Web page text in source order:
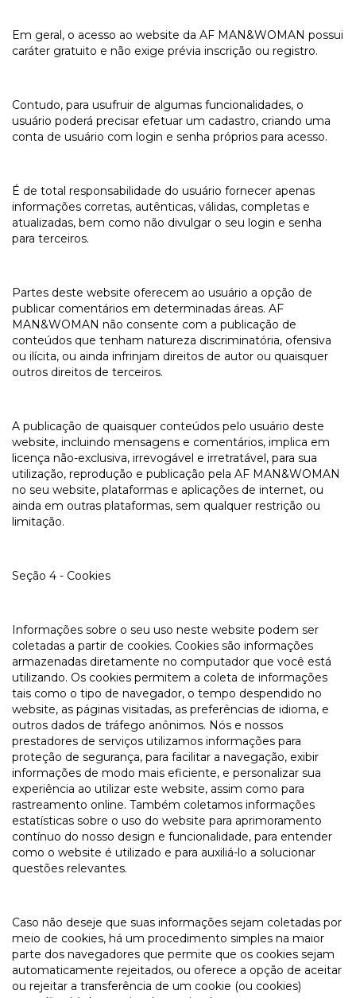
Em geral, o acesso ao website da AF MAN&WOMAN possui
caráter gratuito e não exige prévia inscrição ou registro.
Contudo, para usufruir de algumas funcionalidades, o
usuário poderá precisar efetuar um cadastro, criando uma
conta de usuário com login e senha próprios para acesso.
É de total responsabilidade do usuário fornecer apenas
informações corretas, autênticas, válidas, completas e
atualizadas, bem como não divulgar o seu login e senha
para terceiros.
Partes deste website oferecem ao usuário a opção de
publicar comentários em determinadas áreas. AF
MAN&WOMAN não consente com a publicação de
conteúdos que tenham natureza discriminatória, ofensiva
ou ilícita, ou ainda infrinjam direitos de autor ou quaisquer
outros direitos de terceiros.
A publicação de quaisquer conteúdos pelo usuário deste
website, incluindo mensagens e comentários, implica em
licença não-exclusiva, irrevogável e irretratável, para sua
utilização, reprodução e publicação pela AF MAN&WOMAN
no seu website, plataformas e aplicações de internet, ou
ainda em outras plataformas, sem qualquer restrição ou
limitação.
Seção 4 - Cookies
Informações sobre o seu uso neste website podem ser
coletadas a partir de cookies. Cookies são informações
armazenadas diretamente no computador que você está
utilizando. Os cookies permitem a coleta de informações
tais como o tipo de navegador, o tempo despendido no
website, as páginas visitadas, as preferências de idioma, e
outros dados de tráfego anônimos. Nós e nossos
prestadores de serviços utilizamos informações para
proteção de segurança, para facilitar a navegação, exibir
informações de modo mais eficiente, e personalizar sua
experiência ao utilizar este website, assim como para
rastreamento online. Também coletamos informações
estatísticas sobre o uso do website para aprimoramento
contínuo do nosso design e funcionalidade, para entender
como o website é utilizado e para auxiliá-lo a solucionar
questões relevantes.
Caso não deseje que suas informações sejam coletadas por
meio de cookies, há um procedimento simples na maior
parte dos navegadores que permite que os cookies sejam
automaticamente rejeitados, ou oferece a opção de aceitar
ou rejeitar a transferência de um cookie (ou cookies)